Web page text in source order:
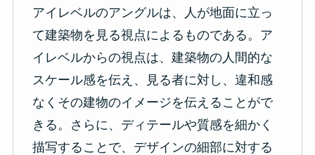
アイレベルのアングルは、人が地面に立っ
て建築物を見る視点によるものである。ア
イレベルからの視点は、建築物の人間的な
スケール感を伝え、見る者に対し、違和感
なくその建物のイメージを伝えることがで
きる。さらに、ディテールや質感を細かく
描写することで、デザインの細部に対する